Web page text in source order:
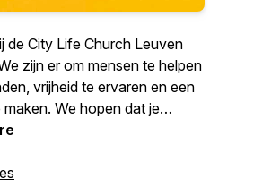
de City Life Church Leuven
zijn er om mensen te helpen
vrijheid te ervaren en een
We hopen dat je
wordt door deze Podcast. Je